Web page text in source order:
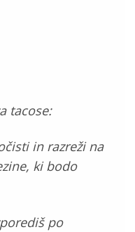
tacose:
in razreži na
ki bodo
po